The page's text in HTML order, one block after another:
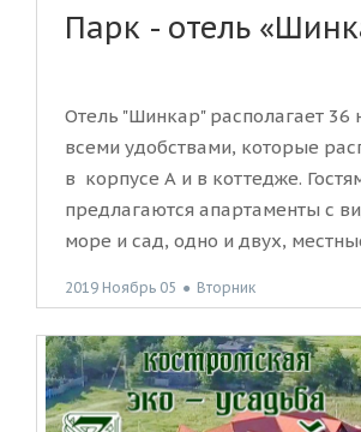
Парк - отель
Отель "Шинкар" располагает 36
всеми удобствами, которые
в корпусе А и в коттедже.
предлагаются апартаменты с
море и сад, одно и двух,
2019 Ноябрь 05 ● Вторник